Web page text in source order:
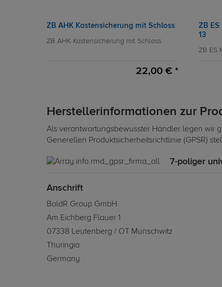
ZB AHK Kastensicherung mit Schloss
ZB AHK Kastensicherung mit Schloss
22,00 € *
ZB
13
ZB ES
Herstellerinformationen zur
Als verantwortungsbewusster Händler legen wir
Generellen Produktsicherheitsrichtlinie (GPSR)
7-poliger
Anschrift
BoldR Group GmbH
Am Eichberg Flauer 1
07338 Leutenberg / OT Munschwitz
Thuringia
Germany